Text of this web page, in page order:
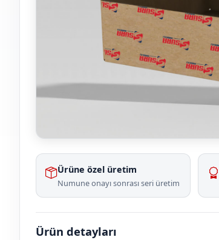
Ürüne özel üretim
Numune onayı sonrası seri üretim
Ürün detayları